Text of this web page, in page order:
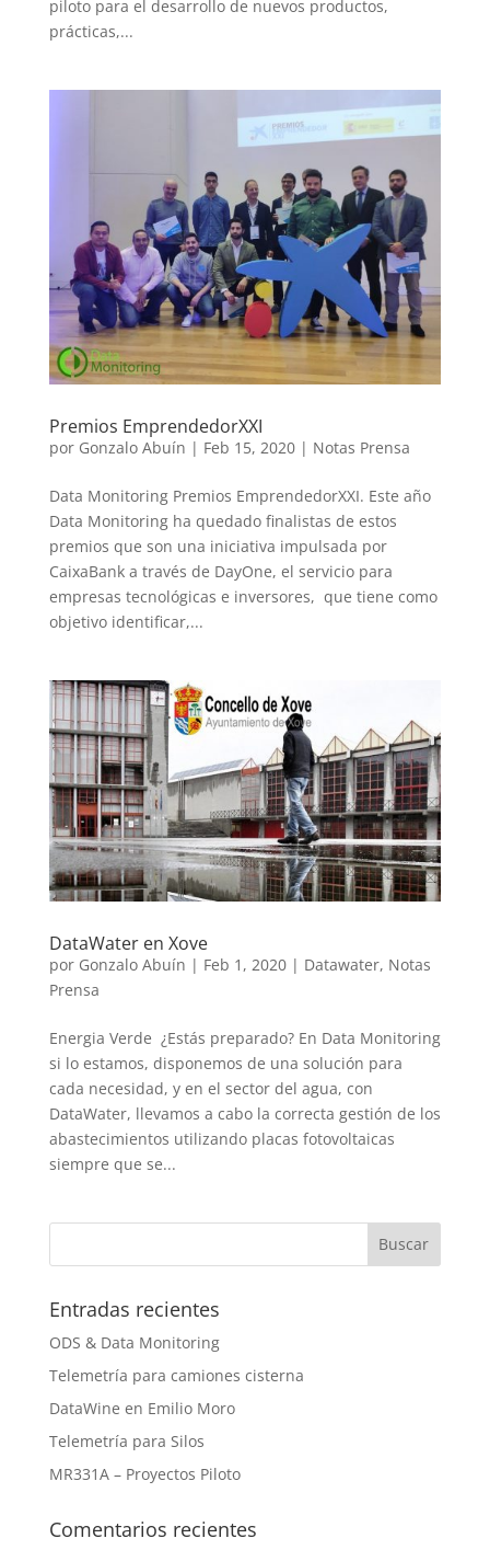
piloto para el desarrollo de nuevos productos,
prácticas,...
Premios EmprendedorXXI
por Gonzalo Abuín | Feb 15, 2020| Notas Prensa
Data Monitoring Premios EmprendedorXXI. Este año
Data Monitoring ha quedado finalistas de estos
premios que son una iniciativa impulsada por
CaixaBank a través de DayOne, el servicio para
empresas tecnológicas e inversores, que tiene como
objetivo identificar,...
DataWater en Xove
por Gonzalo Abuín | Feb 1, 2020| Datawater, Notas
Prensa
Energia Verde ¿Estás preparado? En Data Monitoring
si lo estamos, disponemos de una solución para
cada necesidad, y en el sector del agua, con
DataWater, llevamos a cabo la correcta gestión de los
abastecimientos utilizando placas fotovoltaicas
siempre que se...
Entradas recientes
ODS & Data Monitoring
Telemetría para camiones cisterna
DataWine en Emilio Moro
Telemetría para Silos
MR331A – Proyectos Piloto
Comentarios recientes